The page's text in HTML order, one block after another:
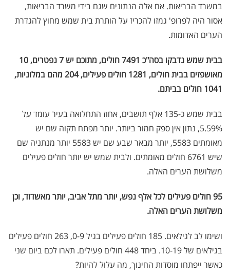
במשרד הבריאות. אם אלה הנתונים שגם בידי משרד הבריאות,
אסור היה לפרופ' גמזו להכריז על הותרת בית שמש מחוץ להגדרת
הערים האדומות.
בבית שמש נדבקו בסה"כ 7491 חולים, מתוכם יש 7 נפטרים, 10
מאושפזים בבית חולים, 1281 חולים פעילים, 204 מהם במלוניות,
1041 חולים בביתם.
בבית שמש כ-135 אלף תושבים, אחוז התחלואה בעיר עומד על
5.59%, נתון אין ספק חמור ביותר. יותר מפתח תקוה שם יש
מאומתים 5583, יותר מבאר שבע שם יש 5583 יותר מנתניה שם
שיש 6761 חולים מאומתים. ולבית שמש יש יותר חולים פעילים
משלושת הערים האלה.
95 חולים פעילים לכל אלף נפש, יותר מתל אביב, יותר מאשדוד, וכן
משלושת הערים האלה.
ושימו לב לגילאים. 185 חולים פעילים בגיל 0-9, 263 חולים פעילים
בגילאים של 10-19. ביחד 448 חולים פעילים. תארו לכם ביום שני
כאשר ייפתחו מוסדות החינוך, מה עלול להיות?